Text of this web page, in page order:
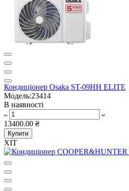
Кондиціонер Osaka ST-09HH ELITE
Модель:23414
В наявності
13400.00 ₴
Купити
ХІТ